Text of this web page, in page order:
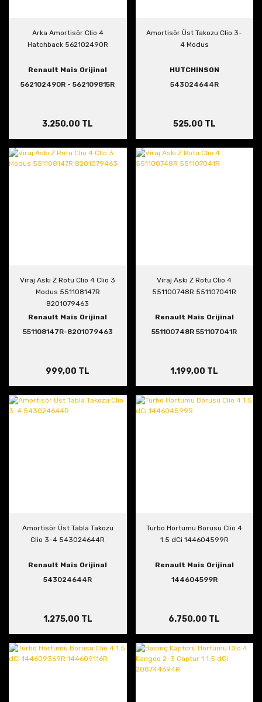
Arka Amortisör Clio 4
Hatchback 562102490R
Renault Mais Orijinal
562102490R - 562109815R
3.250,00 TL
Amortisör Üst Takozu Clio 3-
4 Modus
HUTCHINSON
543024644R
525,00 TL
Viraj Askı Z Rotu Clio 4 Clio 3
Modus 551108147R
8201079463
Renault Mais Orijinal
551108147R-8201079463
999,00 TL
Viraj Askı Z Rotu Clio 4
551100748R 551107041R
Renault Mais Orijinal
551100748R 551107041R
1.199,00 TL
Amortisör Üst Tabla Takozu
Clio 3-4 543024644R
Renault Mais Orijinal
543024644R
1.275,00 TL
Turbo Hortumu Borusu Clio 4
1.5 dCi 144604599R
Renault Mais Orijinal
144604599R
6.750,00 TL